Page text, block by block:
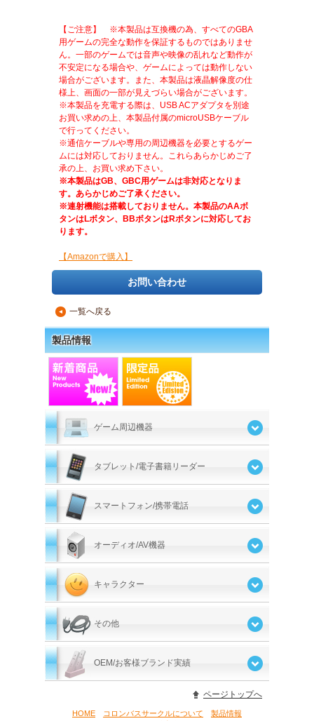
【ご注意】 ※本製品は互換機の為、すべてのGBA
用ゲームの完全な動作を保証するものではありませ
ん。一部のゲームでは音声や映像の乱れなど動作が
不安定になる場合や、ゲームによっては動作しない
場合がございます。また、本製品は液晶解像度の仕
様上、画面の一部が見えづらい場合がございます。
※本製品を充電する際は、USB ACアダプタを別途
お買い求めの上、本製品付属のmicroUSBケーブル
で行ってください。
※通信ケーブルや専用の周辺機器を必要とするゲー
ムには対応しておりません。これらあらかじめご了
承の上、お買い求め下さい。
※本製品はGB、GBC用ゲームは非対応となりま
す。あらかじめご了承ください。
※連射機能は搭載しておりません。本製品のAAボ
タンはLボタン、BBボタンはRボタンに対応してお
ります。
【Amazonで購入】
お問い合わせ
▲ 一覧へ戻る
製品情報
ゲーム周辺機器
タブレット/電子書籍リーダー
スマートフォン/携帯電話
オーディオ/AV機器
キャラクター
その他
OEM/お客様ブランド実績
ページトップへ
HOME コロンバスサークルについて
製品情報